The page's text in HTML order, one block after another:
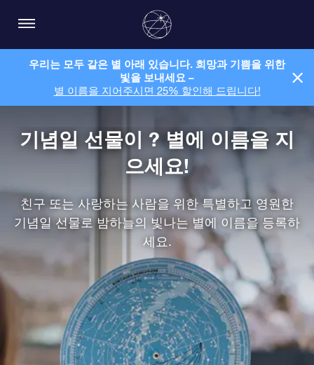
우리는 모두 같은 별 아래 있습니다. 희망과 기쁨을 위한
빛을 보내세요 –
별 이름을 지어주시면 25% 할인해 드립니다!
기념일 선물이 ? 별에 이름을 지
으세요!
친구 또는 사랑하는 사람을 위한 특별하고 영원한
기념일 선물로 밤하늘의 빛나는 별에 이름을 등록하
세요.